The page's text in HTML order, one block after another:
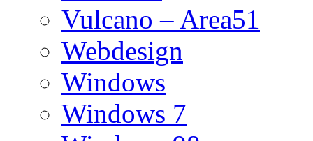
Vulcano – Area51
Webdesign
Windows
Windows 7